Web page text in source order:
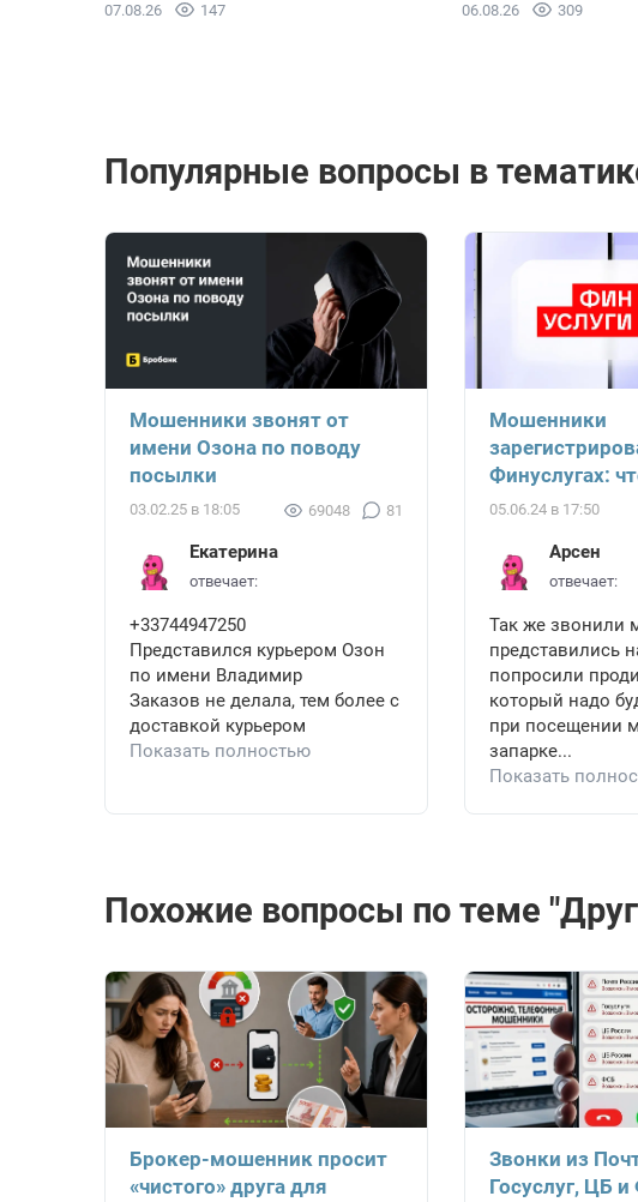
07.08.26 147 06.08.26 309
Популярные вопросы в
Мошенники звонят от
имени Озона по поводу
посылки
03.02.25 в 18:05 69048 81
Екатерина
отвечает:
+33744947250
Представился курьером Озон
по имени Владимир
Заказов не делала, тем более с
доставкой курьером
Показать полностью
Мошенники
Финуслугах:
05.06.24 в 17:50
Арсен
отвечает:
Так же звонили
представились
попросили
который надо
при посещении
запарке...
Показать
Похожие вопросы по теме
Брокер-мошенник просит
«чистого» друга для
Звонки из
Госуслуг, ЦБ